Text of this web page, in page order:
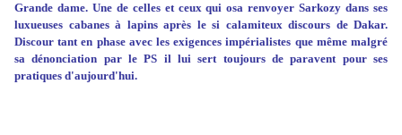
Grande dame. Une de celles et ceux qui osa renvoyer Sarkozy dans ses
luxueuses cabanes à lapins après le si calamiteux discours de Dakar.
Discour tant en phase avec les exigences impérialistes que même malgré
sa dénonciation par le PS il lui sert toujours de paravent pour ses
pratiques d'aujourd'hui.